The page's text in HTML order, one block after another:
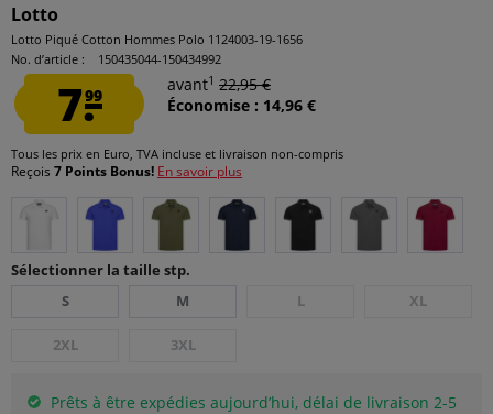
Lotto
Lotto Piqué Cotton Hommes Polo 1124003-19-1656
No. d’article :
150435044-150434992
7.99
avant1 22,95 €
Économise : 14,96 €
Tous les prix en Euro, TVA incluse et livraison non-compris
Reçois 7 Points Bonus! En savoir plus
Sélectionner la taille stp.
S
M L XL
2XL 3XL
Prêts à être expédies aujourd’hui, délai de livraison 2-5